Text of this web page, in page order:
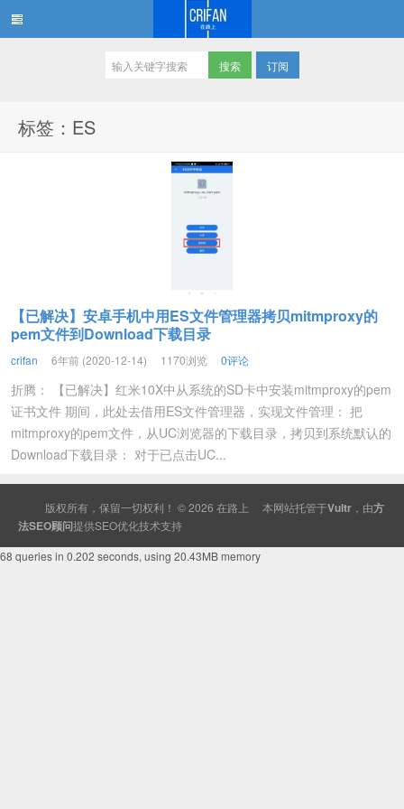
订阅
标签：ES
【已解决】安卓手机中用ES文件管理器拷贝mitmproxy的
pem文件到Download下载目录
crifan 6年前 (2020-12-14) 1170浏览 0评论
折腾： 【已解决】红米10X中从系统的SD卡中安装mitmproxy的pem
证书文件 期间，此处去借用ES文件管理器，实现文件管理： 把
mitmproxy的pem文件，从UC浏览器的下载目录，拷贝到系统默认的
Download下载目录： 对于已点击UC...
版权所有，保留一切权利！ © 2026 在路上 本网站托管于Vultr ，由方
法SEO顾问提供SEO优化技术支持
68 queries in 0.202 seconds, using 20.43MB memory